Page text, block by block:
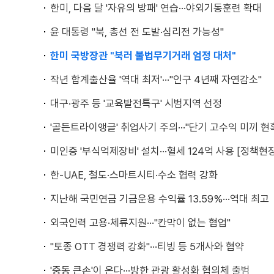
한미, 다음 달 '자유의 방패' 연습···야외기동훈련 확대
윤 대통령 "북, 총선 전 도발·심리전 가능성"
한미 국방장관 "북러 불법무기거래 엄정 대처"
작년 합계출산율 '역대 최저'···"인구 4년째 자연감소"
대구·광주 등 '교육발전특구' 시범지역 선정
'골든트라이앵글' 취업사기 주의···"단기 고수익 미끼 현
미인증 '부식억제장비' 설치···혈세 124억 사용 [정책현
한-UAE, 철도·스마트시티·수소 협력 강화
지난해 국민연금 기금운용 수익률 13.59%···역대 최고
외국인력 고용·체류지원···"칸막이 없는 협업"
"토종 OTT 경쟁력 강화"···티빙 등 5개사와 협약
'중동 큰손'이 온다···방한 관광 활성화 협의체 출범